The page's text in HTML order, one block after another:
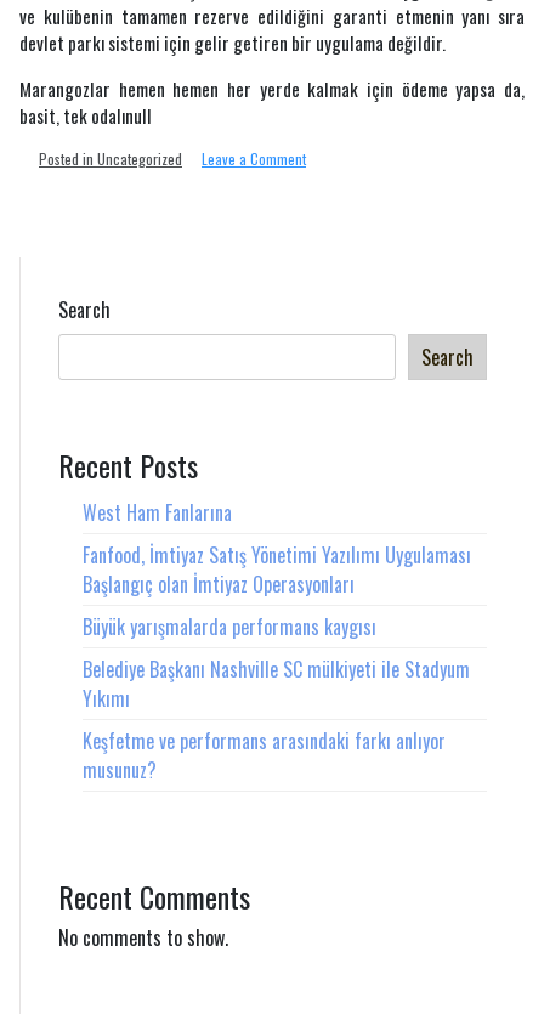
ve kulübenin tamamen rezerve edildiğini garanti etmenin yanı sıra
devlet parkı sistemi için gelir getiren bir uygulama değildir.
Marangozlar hemen hemen her yerde kalmak için ödeme yapsa da,
basit, tek odalınull
Posted in Uncategorized Leave a Commenton
Search
Search
Recent Posts
West Ham Fanlarına
Fanfood, İmtiyaz Satış Yönetimi Yazılımı Uygulaması
Başlangıç olan İmtiyaz Operasyonları
Büyük yarışmalarda performans kaygısı
Belediye Başkanı Nashville SC mülkiyeti ile Stadyum
Yıkımı
Keşfetme ve performans arasındaki farkı anlıyor
musunuz?
Recent Comments
No comments to show.